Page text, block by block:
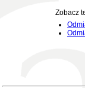
Zobacz